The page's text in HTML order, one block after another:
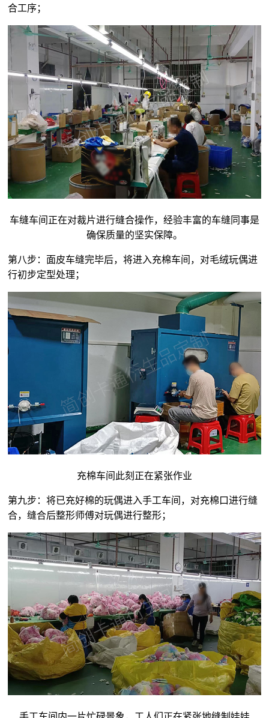
合工序；
车缝车间正在对裁片进行缝合操作，经验丰富的车缝同事是
确保质量的坚实保障。
第八步：面皮车缝完毕后，将进入充棉车间，对毛绒玩偶进
行初步定型处理；
充棉车间此刻正在紧张作业
第九步：将已充好棉的玩偶进入手工车间，对充棉口进行缝
合，缝合后整形师傅对玩偶进行整形；